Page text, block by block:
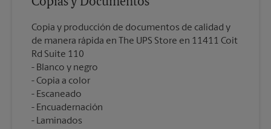
Copias y Documentos
Copia y producción de documentos de calidad y
de manera rápida en The UPS Store en 11411 Coit
Rd Suite 110
Blanco y negro
Copia a color
Escaneado
Encuadernación
Laminados